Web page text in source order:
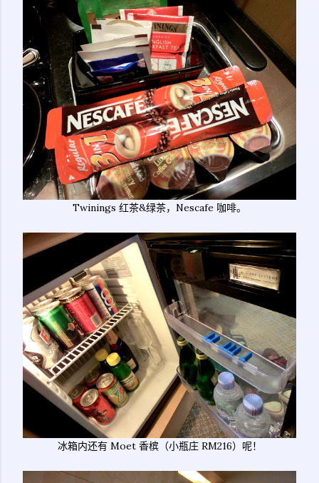
Twinings 红茶&绿茶，Nescafe 咖啡。
冰箱内还有 Moet 香槟（小瓶庄 RM216）呢！